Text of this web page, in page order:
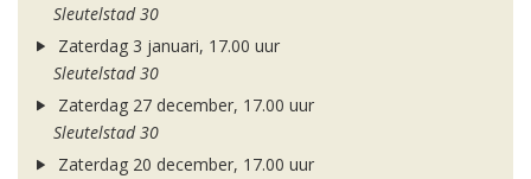
Sleutelstad 30
Zaterdag 3 januari, 17.00 uur
Sleutelstad 30
Zaterdag 27 december, 17.00 uur
Sleutelstad 30
Zaterdag 20 december, 17.00 uur